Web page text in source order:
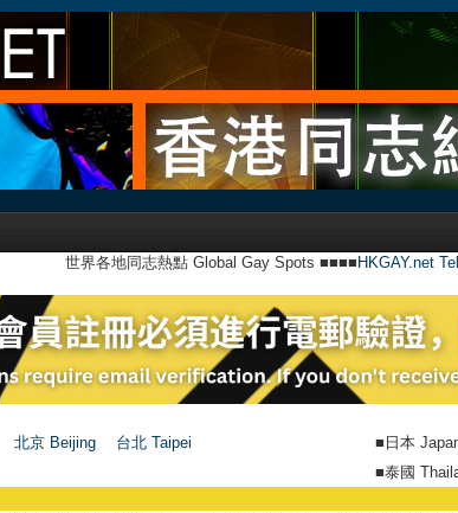
世界各地同志熱點 Global Gay Spots ■■■■ HKGAY.net
北京 Beijing 台北 Taipei ■日本
■泰國